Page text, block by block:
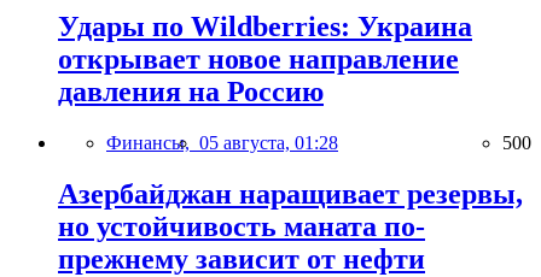
Удары по Wildberries: Украина
открывает новое направление
давления на Россию
Финансы, 05 августа, 01:28 500
Азербайджан наращивает резервы,
но устойчивость маната по-
прежнему зависит от нефти